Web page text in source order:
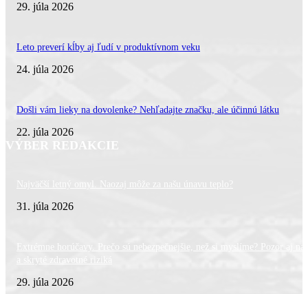
29. júla 2026
Leto preverí kĺby aj ľudí v produktívnom veku
24. júla 2026
Došli vám lieky na dovolenke? Nehľadajte značku, ale účinnú látku
22. júla 2026
VÝBER REDAKCIE
Najväčší letný omyl. Naozaj môže za našu únavu teplo?
31. júla 2026
Extrémne horúčavy. Prečo sú nebezpečnejšie, než si myslíme? Pozor aj
a skryté zdravotné riziká
29. júla 2026